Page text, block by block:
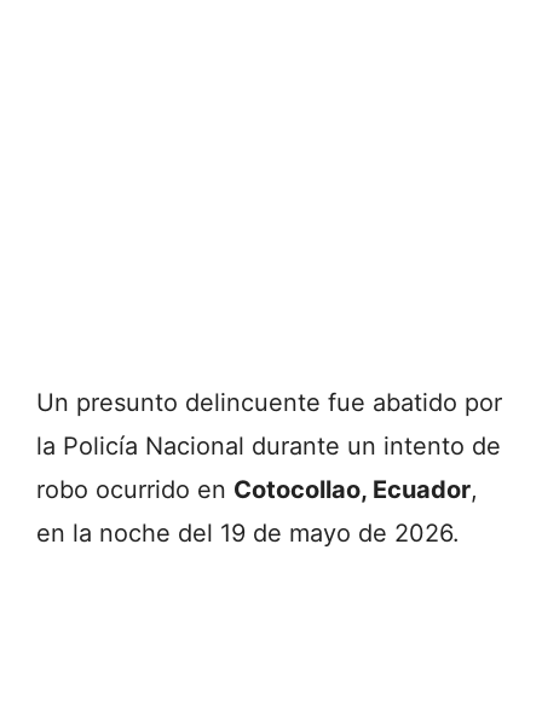
Un presunto delincuente fue abatido por
la Policía Nacional durante un intento de
robo ocurrido en Cotocollao, Ecuador,
en la noche del 19 de mayo de 2026.